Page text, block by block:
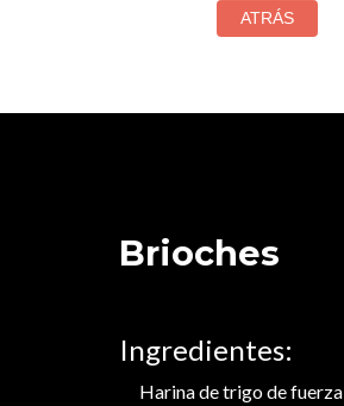
Brioches
Ingredientes:
Harina de trigo de fuerza